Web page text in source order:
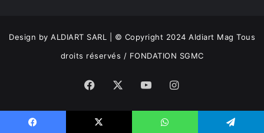
Design by ALDIART SARL | © Copyright 2024 Aldiart Mag Tous
droits réservés / FONDATION SGMC
Facebook YouTubeInstagram